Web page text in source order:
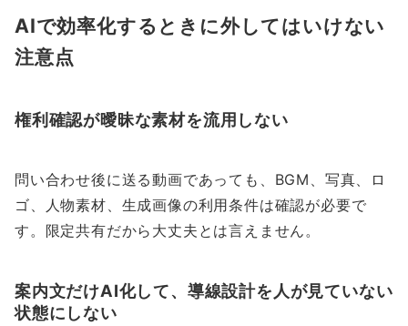
AIで効率化するときに外してはいけない
注意点
権利確認が曖昧な素材を流用しない
問い合わせ後に送る動画であっても、BGM、写真、ロ
ゴ、人物素材、生成画像の利用条件は確認が必要で
す。限定共有だから大丈夫とは言えません。
案内文だけAI化して、導線設計を人が見ていない
状態にしない